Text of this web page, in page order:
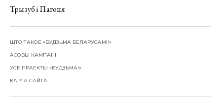
Трызуб і Пагоня
ШТО ТАКОЕ «БУДЗЬМА БЕЛАРУСАМІ!»
АСОБЫ КАМПАНІІ
УСЕ ПРАЕКТЫ «БУДЗЬМА!»
КАРТА САЙТА